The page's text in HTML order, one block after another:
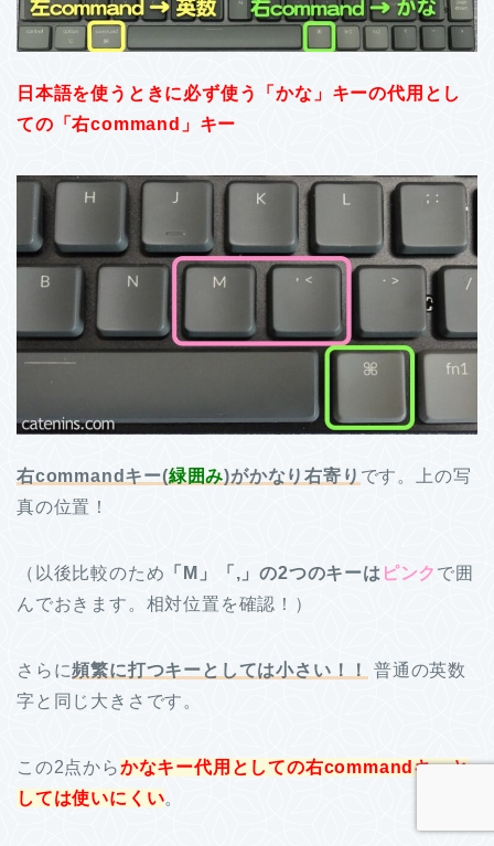
日本語を使うときに必ず使う「かな」キーの代用とし
ての「右command」キー
右commandキー(緑囲み)がかなり右寄り です。上の写
真の位置！
（以後比較のため 「M」「,」の2つのキーは ピンク で囲
んでおきます。相対位置を確認！）
さらに頻繁に打つキーとしては小さい！！
普通の英数
字と同じ大きさです。
この2点からかなキー代用としての右commandキーと
しては使いにくい。